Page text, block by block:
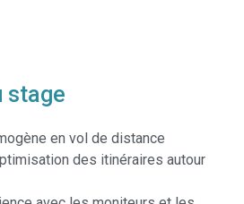
stage
en vol de distance
des itinéraires autour